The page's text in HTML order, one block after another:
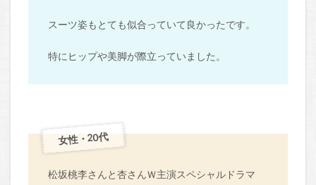
スーツ姿もとても似合っていて良かったです。
特にヒップや美脚が際立っていました。
女性・20代
松坂桃李さんと杏さんＷ主演スペシャルドラマ